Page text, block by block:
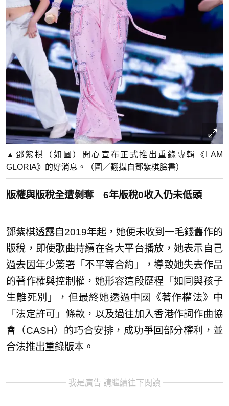
▲鄧紫棋（如圖）開心宣布正式推出重錄專輯《I AM
GLORIA》的好消息。（圖／翻攝自鄧紫棋臉書）
版權與版稅全遭剝奪 6年版稅0收入仍未低頭
鄧紫棋透露自2019年起，她便未收到一毛錢舊作的
版稅，即使歌曲持續在各大平台播放，她表示自己
過去因年少簽署「不平等合約」，導致她失去作品
的著作權與控制權，她形容這段歷程「如同與孩子
生離死別」，但最終她透過中國《著作權法》中
「法定許可」條款，以及過往加入香港作詞作曲協
會（CASH）的巧合安排，成功爭回部分權利，並
合法推出重錄版本。
我是廣告 請繼續往下閱讀